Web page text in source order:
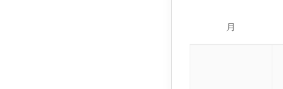
月